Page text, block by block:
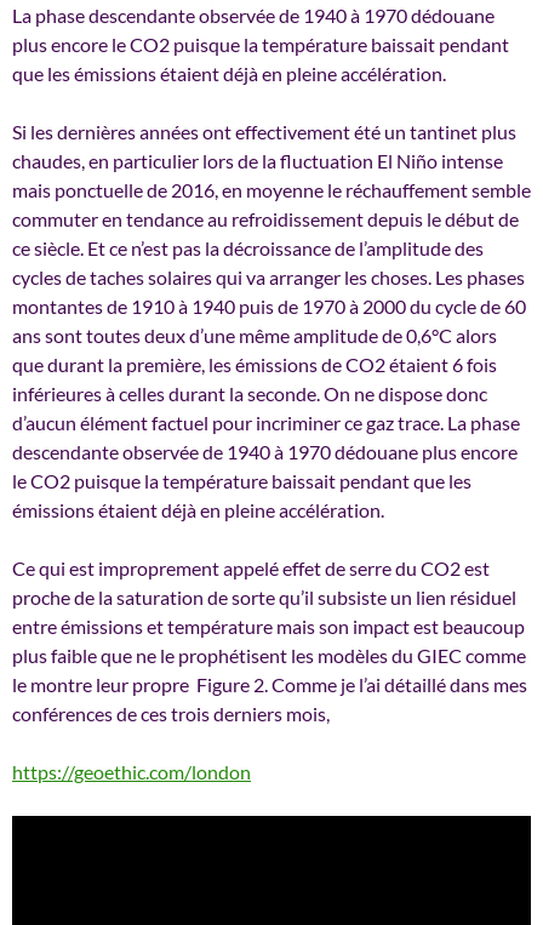
La phase descendante observée de 1940 à 1970 dédouane
plus encore le CO2 puisque la température baissait pendant
que les émissions étaient déjà en pleine accélération.
Si les dernières années ont effectivement été un tantinet plus
chaudes, en particulier lors de la fluctuation El Niño intense
mais ponctuelle de 2016, en moyenne le réchauffement semble
commuter en tendance au refroidissement depuis le début de
ce siècle. Et ce n’est pas la décroissance de l’amplitude des
cycles de taches solaires qui va arranger les choses. Les phases
montantes de 1910 à 1940 puis de 1970 à 2000 du cycle de 60
ans sont toutes deux d’une même amplitude de 0,6°C alors
que durant la première, les émissions de CO2 étaient 6 fois
inférieures à celles durant la seconde. On ne dispose donc
d’aucun élément factuel pour incriminer ce gaz trace. La phase
descendante observée de 1940 à 1970 dédouane plus encore
le CO2 puisque la température baissait pendant que les
émissions étaient déjà en pleine accélération.
Ce qui est improprement appelé effet de serre du CO2 est
proche de la saturation de sorte qu’il subsiste un lien résiduel
entre émissions et température mais son impact est beaucoup
plus faible que ne le prophétisent les modèles du GIEC comme
le montre leur propre Figure 2. Comme je l’ai détaillé dans mes
conférences de ces trois derniers mois,
https://geoethic.com/london